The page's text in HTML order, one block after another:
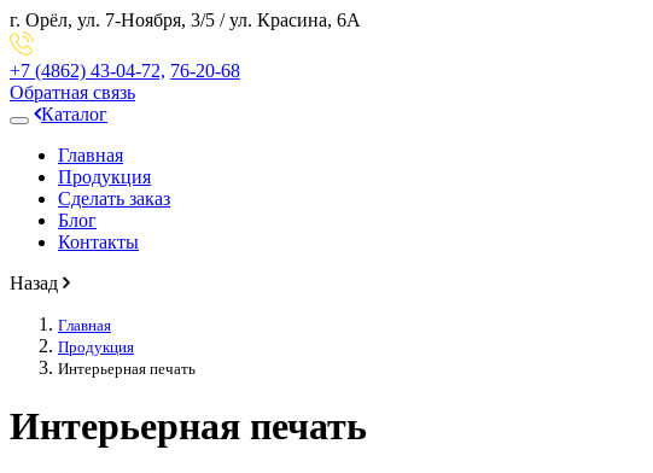
г. Орёл, ул. 7-Ноября, 3/5 / ул. Красина, 6А
+7 (4862) 43-04-72, 76-20-68
Обратная связь
Каталог
Главная
Продукция
Сделать заказ
Блог
Контакты
Назад
Главная
Продукция
Интерьерная печать
Интерьерная печать